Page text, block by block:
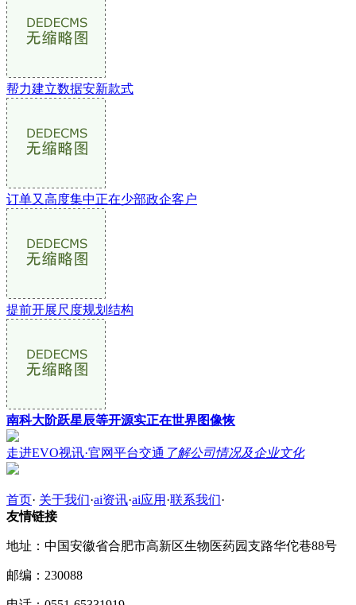
帮力建立数据安新款式
订单又高度集中正在少部政企客户
提前开展尺度规划结构
南科大阶跃星辰等开源实正在世界图像恢
走进EVO视讯·官网平台交通 了解公司情况及企业文化
首页· 关于我们·ai资讯·ai应用 ·联系我们·
友情链接
地址：中国安徽省合肥市高新区生物医药园支路华佗巷88号
邮编：230088